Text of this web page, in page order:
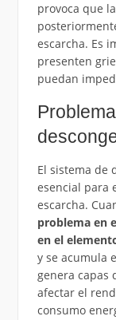
provoca que
escarcha. Es
presenten
puedan
El sistema de
esencial para
escarcha.
problema en
en el
y se acumula
genera capas
afectar el
consumo